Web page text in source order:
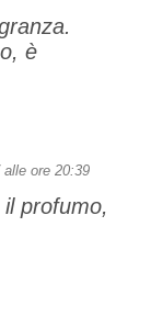
è
alle ore 20:39
profumo,